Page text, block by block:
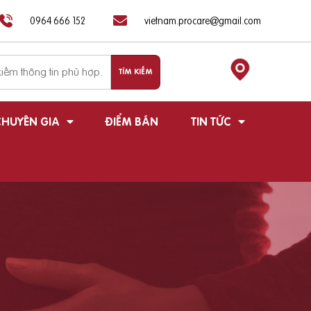
0964 666 152 vietnam.procare@gmail.com
GIA ĐIỂM BÁN TIN TỨC